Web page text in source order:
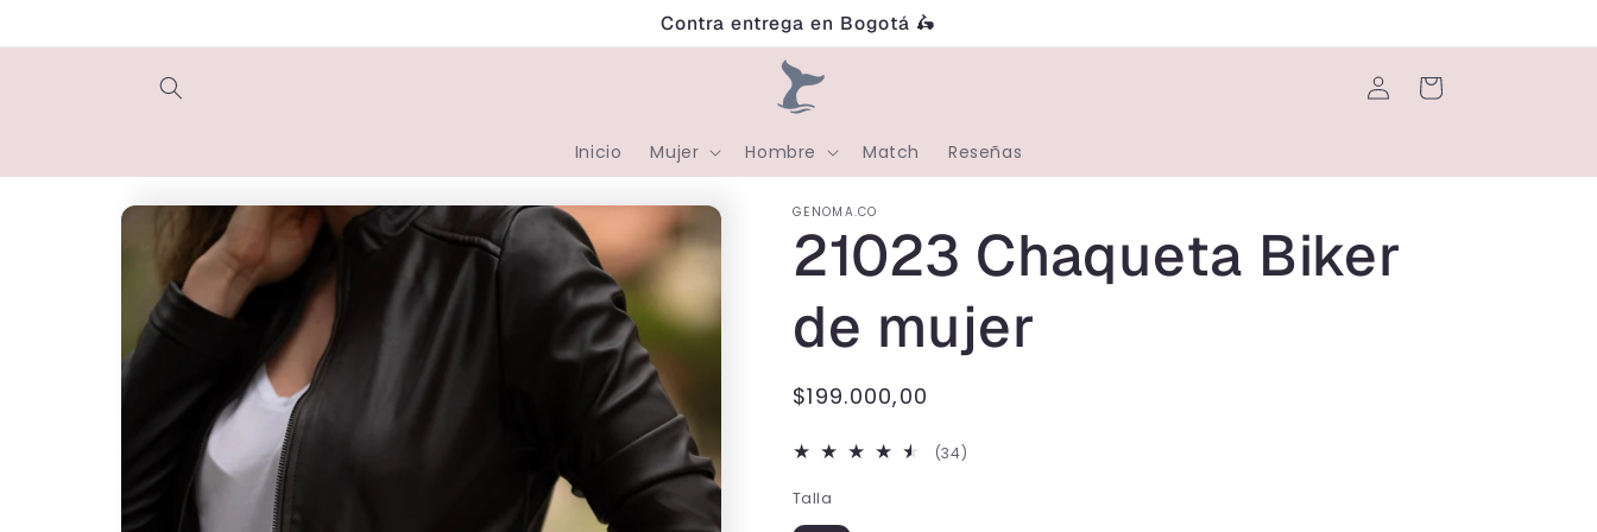
al contenido
Contra entrega en Bogotá 🛵
Inicio Mujer Hombre Match Reseñas
Iniciar
sesión
Carrito
directamente
información
del producto
GENOMA.CO
21023 Chaqueta Biker
de mujer
Precio
$199.000,00
(34)
Talla